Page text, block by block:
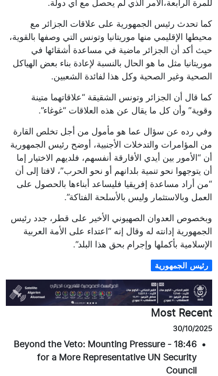
للمرة الرابعة،الأمر الذي لم يحصل مع أي دولة.
كما تحدث رئيس الجمهورية على علاقات الجزائر مع
محيطها الإقليمي منها موريتانيا وتونس التي وصفها بالقوية،
حيث أكد أن الجزائر ماضية في مساعدة أشقائها في
موريتانيا مثل ما هو الحال بالنسبة لإعادة بناء بعض الهياكل
الصحية وغير الصحية وكل هذا لفائدة الشعبين.
كما قال أن الجزائر وتونس الشقيقة “علاقاتهما متينة
وقوية” وأن كل ما يقال عن هذه العلاقات “غوغاء”.
وفي رده عن سؤال عما هو مأمول من أجل تخلص القارة
من المؤامرات والتدخلات الأجنبية، أوضح رئيس الجمهورية
أن “الأمور بين أيدي الأفارقة أنفسهم، فلديهم الاختيار إما
أن يتوجهوا نحو تنمية بلدانهم أو نحو الحرب”، لافتا إلى أن
“من أراد مساعدة إفريقيا فليساعد أبناءها بالحصول على
العمل وبالاستثمار وليس بالأسلحة الفتاكة”.
وبخصوص العدوان الصهيوني الأخير على قطر، جدد رئيس
الجمهورية إدانته له وقال إنه “اعتداء على الأمة العربية
الإسلامية بأكملها وإجرام بحق هذا البلد”.
رئيس الجمهورية
Most Recent
30/10/2025
18:46
-
Beyond the Veto: Mounting Pressure
for a More Representative UN Security
Council